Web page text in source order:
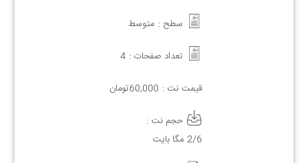
سطح : متوسط
تعداد صفحات : 4
قیمت نت : 60,000تومان
حجم نت :
2/6 مگا بایت